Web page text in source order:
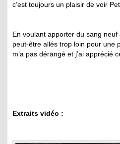
c’est toujours un plaisir de voir
En voulant apporter du sang
peut-être allés trop loin pour une
m’a pas dérangé et j’ai apprécié
Extraits vidéo :